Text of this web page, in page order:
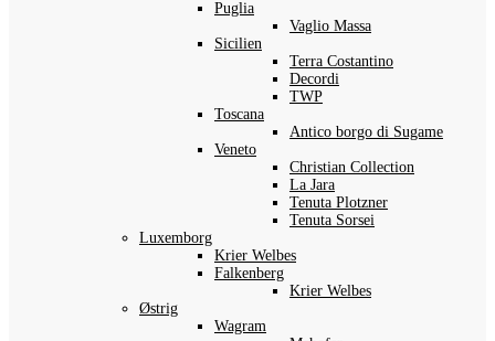
Puglia
Vaglio Massa
Sicilien
Terra Costantino
Decordi
TWP
Toscana
Antico borgo di Sugame
Veneto
Christian Collection
La Jara
Tenuta Plotzner
Tenuta Sorsei
Luxemborg
Krier Welbes
Falkenberg
Krier Welbes
Østrig
Wagram